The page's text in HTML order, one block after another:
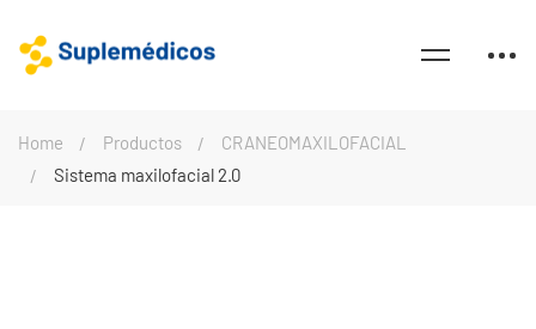
Home Productos
CRANEOMAXILOFACIAL
Sistema maxilofacial 2.0